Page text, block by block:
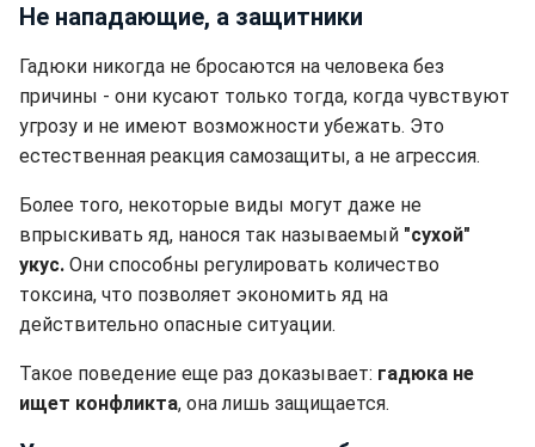
Не нападающие, а защитники
Гадюки никогда не бросаются на человека без
причины - они кусают только тогда, когда чувствуют
угрозу и не имеют возможности убежать. Это
естественная реакция самозащиты, а не агрессия.
Более того, некоторые виды могут даже не
впрыскивать яд, нанося так называемый "сухой"
укус. Они способны регулировать количество
токсина, что позволяет экономить яд на
действительно опасные ситуации.
Такое поведение еще раз доказывает: гадюка не
ищет конфликта, она лишь защищается.